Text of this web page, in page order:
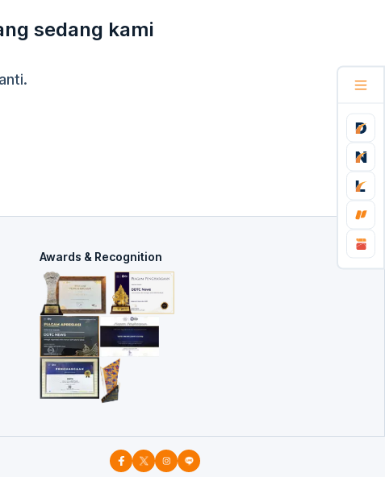
sedang kami
Awards & Recognition